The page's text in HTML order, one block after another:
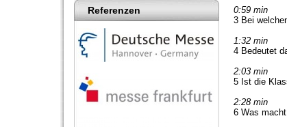
Referenzen
0:59 min
3 Bei
1:32 min
4 Bedeutet
2:03 min
5 Ist die
2:28 min
6 Was